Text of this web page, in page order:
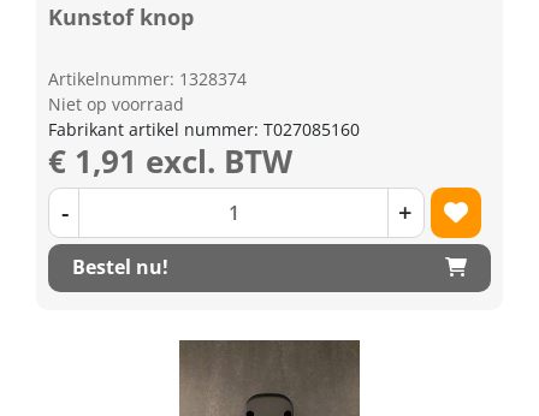
Kunstof knop
Artikelnummer: 1328374
Niet op voorraad
Fabrikant artikel nummer: T027085160
€ 1,91 excl. BTW
- +
Bestel nu!